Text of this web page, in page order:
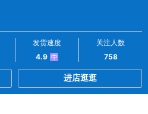
发货速度
4.9 中
关注人数
758
进店逛逛